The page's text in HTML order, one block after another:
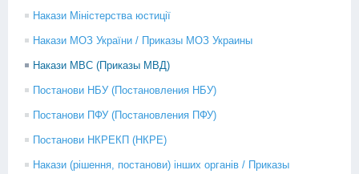
Накази Міністерства юстиції
Накази МОЗ України / Приказы МОЗ Украины
Накази МВС (Приказы МВД)
Постанови НБУ (Постановления НБУ)
Постанови ПФУ (Постановления ПФУ)
Постанови НКРЕКП (НКРЕ)
Накази (рішення, постанови) інших органів / Приказы